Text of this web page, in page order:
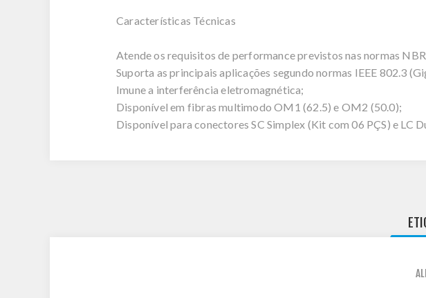
Características Técnicas
Atende os requisitos de performance previstos nas normas
Suporta as principais aplicações segundo normas IEEE 802.3
Imune a interferência eletromagnética;
Disponível em fibras multimodo OM1 (62.5) e OM2 (50.0);
Disponível para conectores SC Simplex (Kit com 06 PÇS) e LC